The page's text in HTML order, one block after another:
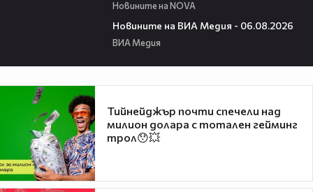
Новините на NOVA
Новините на ВИА Медия - 06.08.2026
ВИА Медия
Тийнейджър почти спечели над
милион долара с тотален гейминг
трол😯💥